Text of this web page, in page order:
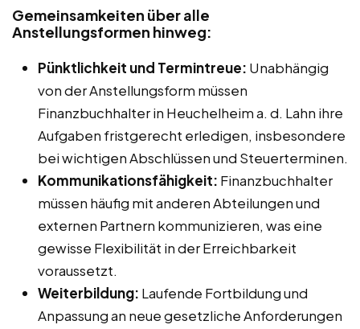
Gemeinsamkeiten über alle
Anstellungsformen hinweg:
Pünktlichkeit und Termintreue: Unabhängig
von der Anstellungsform müssen
Finanzbuchhalter in Heuchelheim a. d. Lahn ihre
Aufgaben fristgerecht erledigen, insbesondere
bei wichtigen Abschlüssen und Steuerterminen.
Kommunikationsfähigkeit: Finanzbuchhalter
müssen häufig mit anderen Abteilungen und
externen Partnern kommunizieren, was eine
gewisse Flexibilität in der Erreichbarkeit
voraussetzt.
Weiterbildung: Laufende Fortbildung und
Anpassung an neue gesetzliche Anforderungen